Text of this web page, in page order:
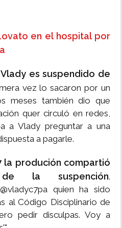
en el hospital por
Vlady es suspendido de
vez lo sacaron por un
meses también dio que
quer circuló en redes,
a Vlady preguntar a una
a pagarle.
la produción compartió
la suspención.
quien ha sido
al Código Disciplinario de
pedir disculpas. Voy a